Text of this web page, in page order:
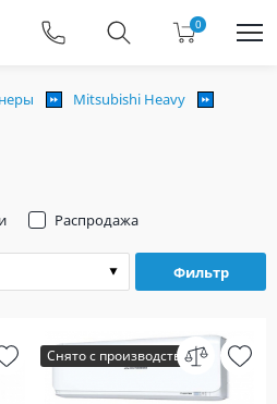
0
Mitsubishi Heavy
Фильтр
Распродажа
Снято с производства